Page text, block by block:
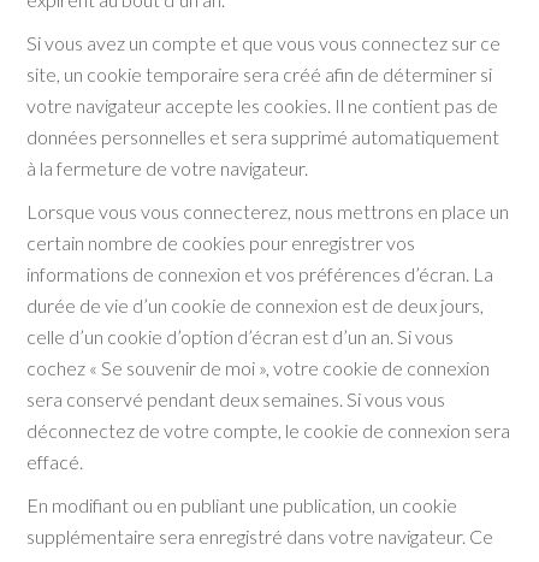
Si vous avez un compte et que vous vous connectez sur ce
site, un cookie temporaire sera créé afin de déterminer si
votre navigateur accepte les cookies. Il ne contient pas de
données personnelles et sera supprimé automatiquement
à la fermeture de votre navigateur.
Lorsque vous vous connecterez, nous mettrons en place un
certain nombre de cookies pour enregistrer vos
informations de connexion et vos préférences d’écran. La
durée de vie d’un cookie de connexion est de deux jours,
celle d’un cookie d’option d’écran est d’un an. Si vous
cochez « Se souvenir de moi », votre cookie de connexion
sera conservé pendant deux semaines. Si vous vous
déconnectez de votre compte, le cookie de connexion sera
effacé.
En modifiant ou en publiant une publication, un cookie
supplémentaire sera enregistré dans votre navigateur. Ce